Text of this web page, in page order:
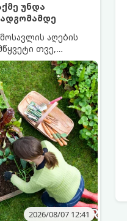
უნდა
აღების
თვე,
მომავალი წლის
შემოდგომა-
რომ
ხოლო
აგვისტოს
გაკეთება
2026/08/07 12:41